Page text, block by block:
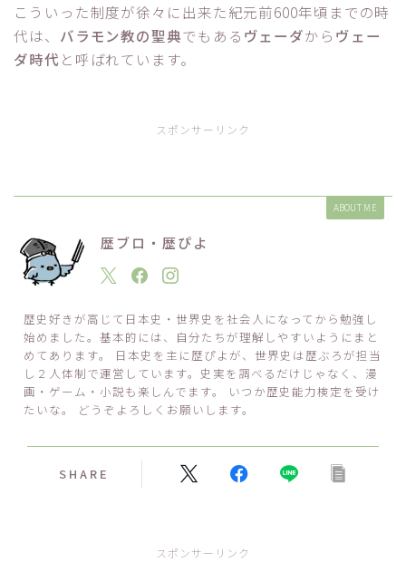
こういった制度が徐々に出来た紀元前600年頃までの時
代は、 バラモン教の聖典でもある ヴェーダから ヴェー
ダ時代 と呼ばれています。
スポンサーリンク
ABOUT ME
歴ブロ・歴ぴよ
歴史好きが高じて日本史・世界史を社会人になってから勉強し
始めました。基本的には、自分たちが理解しやすいようにまと
めてあります。 日本史を主に歴ぴよが、世界史は歴ぶろが担当
し２人体制で運営しています。史実を調べるだけじゃなく、漫
画・ゲーム・小説も楽しんでます。 いつか歴史能力検定を受け
たいな。 どうぞよろしくお願いします。
SHARE
スポンサーリンク